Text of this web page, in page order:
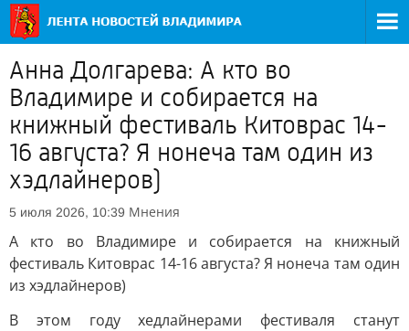
Анна Долгарева: А кто во
Владимире и собирается на
книжный фестиваль Китоврас 14-
16 августа? Я нонеча там один из
хэдлайнеров)
5 июля 2026, 10:39 Мнения
А кто во Владимире и собирается на книжный
фестиваль Китоврас 14-16 августа? Я нонеча там один
из хэдлайнеров)
В этом году хедлайнерами фестиваля станут